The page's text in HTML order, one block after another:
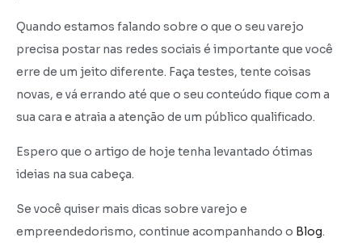
Quando estamos falando sobre o que o seu varejo
precisa postar nas redes sociais é importante que você
erre de um jeito diferente. Faça testes, tente coisas
novas, e vá errando até que o seu conteúdo fique com a
sua cara e atraia a atenção de um público qualificado.
Espero que o artigo de hoje tenha levantado ótimas
ideias na sua cabeça.
Se você quiser mais dicas sobre varejo e
empreendedorismo, continue acompanhando o Blog.